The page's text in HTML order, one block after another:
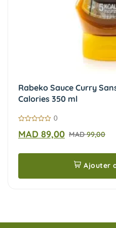
Rabeko Sauce Curry
Calories 350 ml
sur
5
0
MAD99,00
MAD 89,00
Ajouter